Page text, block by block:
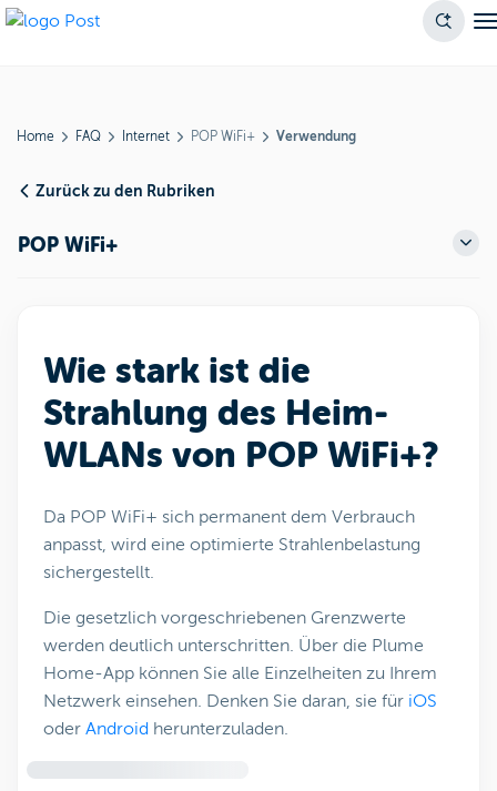
Home FAQ Internet POP WiFi+ Verwendung
Zurück zu den Rubriken
POP WiFi+
Wie stark ist die
Strahlung des Heim-
WLANs von POP WiFi+?
Da POP WiFi+ sich permanent dem Verbrauch
anpasst, wird eine optimierte Strahlenbelastung
sichergestellt.
Die gesetzlich vorgeschriebenen Grenzwerte
werden deutlich unterschritten. Über die Plume
Home-App können Sie alle Einzelheiten zu Ihrem
Netzwerk einsehen. Denken Sie daran, sie für iOS
oder Android herunterzuladen.